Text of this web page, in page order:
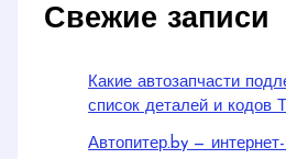
Свежие записи
Какие автозапчасти
список деталей и
Автопитер.by —